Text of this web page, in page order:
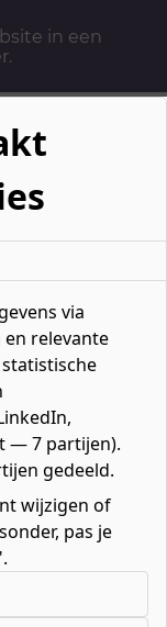
in een
via
relevante
— 7 partijen).
gedeeld.
wijzigen of
pas je